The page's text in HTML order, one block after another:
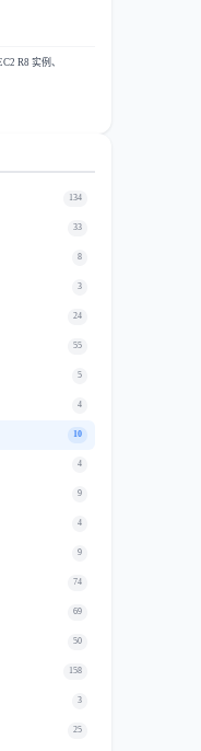
R8 实例、
134
33
8
3
24
55
5
4
10
4
9
4
9
74
69
50
158
3
25